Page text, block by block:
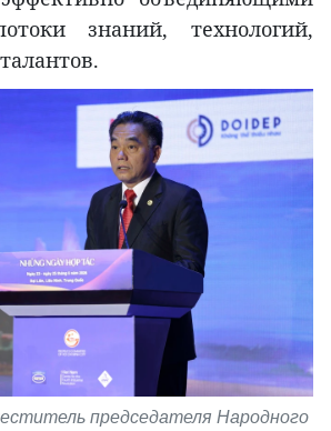
знаний, технологий,
председателя Народного